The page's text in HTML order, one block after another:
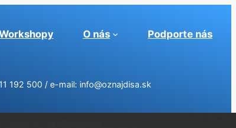
O nás Podporte nás
192 500 / e-mail: info@oznajdisa.sk